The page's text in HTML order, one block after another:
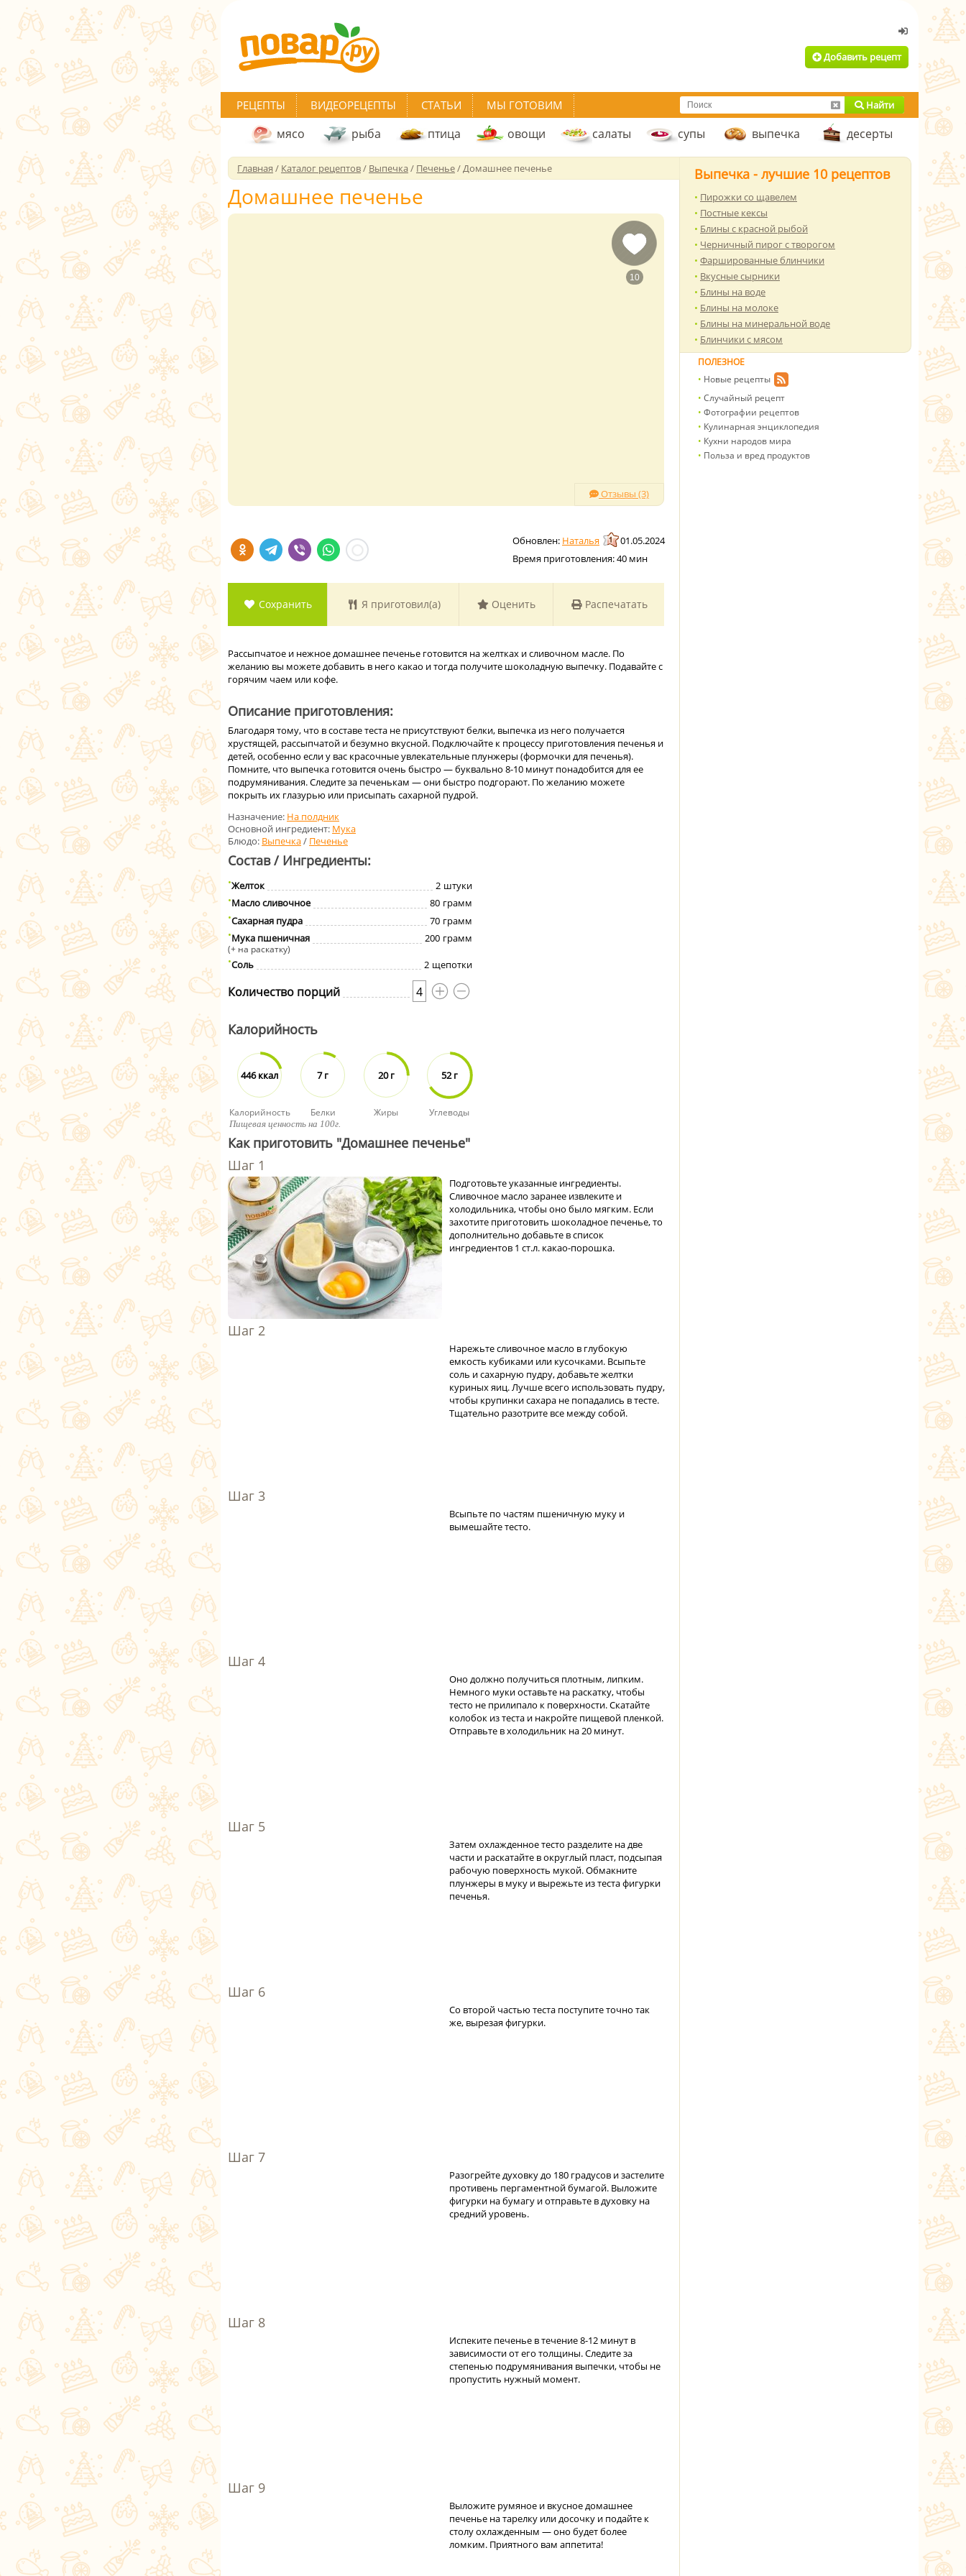
Добавить рецепт
РЕЦЕПТЫ ВИДЕОРЕЦЕПТЫ СТАТЬИ МЫ ГОТОВИМ Найти
мясо рыба птица овощи салаты супы выпечка десерты
Главная / Каталог рецептов/ Выпечка/ Печенье/Домашнее печенье
Домашнее печенье
Отзывы (3)
10
Наталья
01.05.2024
Время приготовления:40 мин
Сохранить Я приготовил(а) Оценить Распечатать
Рассыпчатое и нежное домашнее печенье готовится на желтках и сливочном масле. По
желанию вы можете добавить в него какао и тогда получите шоколадную выпечку. Подавайте с
горячим чаем или кофе.
Описание приготовления:
Благодаря тому, что в составе теста не присутствуют белки, выпечка из него получается
хрустящей, рассыпчатой и безумно вкусной. Подключайте к процессу приготовления печенья и
детей, особенно если у вас красочные увлекательные плунжеры (формочки для печенья).
Помните, что выпечка готовится очень быстро — буквально 8-10 минут понадобится для ее
подрумянивания. Следите за печенькам — они быстро подгорают. По желанию можете
покрыть их глазурью или присыпать сахарной пудрой.
Назначение: На полдник
Основной ингредиент: Мука
Блюдо: Выпечка/ Печенье
Состав / Ингредиенты:
Желток 2 штуки
Масло сливочное
80 грамм
Сахарная пудра
70 грамм
Мука пшеничная
200 грамм
(+ на раскатку)
Соль 2 щепотки
Количество порций 4
Калорийность
446 ккал
Калорийность
7 г
Белки
20 г
Жиры
52 г
Углеводы
Пищевая ценность на 100г.
Как приготовить "Домашнее печенье"
Подготовьте указанные ингредиенты.
Сливочное масло заранее извлеките и
холодильника, чтобы оно было мягким. Если
захотите приготовить шоколадное печенье, то
дополнительно добавьте в список
ингредиентов 1 ст.л. какао-порошка.
Нарежьте сливочное масло в глубокую
емкость кубиками или кусочками. Всыпьте
соль и сахарную пудру, добавьте желтки
куриных яиц. Лучше всего использовать пудру,
чтобы крупинки сахара не попадались в тесте.
Тщательно разотрите все между собой.
Всыпьте по частям пшеничную муку и
вымешайте тесто.
Оно должно получиться плотным, липким.
Немного муки оставьте на раскатку, чтобы
тесто не прилипало к поверхности. Скатайте
колобок из теста и накройте пищевой пленкой.
Отправьте в холодильник на 20 минут.
Затем охлажденное тесто разделите на две
части и раскатайте в округлый пласт, подсыпая
рабочую поверхность мукой. Обмакните
плунжеры в муку и вырежьте из теста фигурки
печенья.
Со второй частью теста поступите точно так
же, вырезая фигурки.
Разогрейте духовку до 180 градусов и застелите
противень пергаментной бумагой. Выложите
фигурки на бумагу и отправьте в духовку на
средний уровень.
Испеките печенье в течение 8-12 минут в
зависимости от его толщины. Следите за
степенью подрумянивания выпечки, чтобы не
пропустить нужный момент.
Выложите румяное и вкусное домашнее
печенье на тарелку или досочку и подайте к
столу охлажденным — оно будет более
ломким. Приятного вам аппетита!
Выпечка - лучшие 10 рецептов
Пирожки со щавелем
Постные кексы
Блины с красной рыбой
Черничный пирог с творогом
Фаршированные блинчики
Вкусные сырники
Блины на воде
Блины на молоке
Блины на минеральной воде
Блинчики с мясом
ПОЛЕЗНОЕ
Новые рецепты
Случайный рецепт
Фотографии рецептов
Кулинарная энциклопедия
Кухни народов мира
Польза и вред продуктов